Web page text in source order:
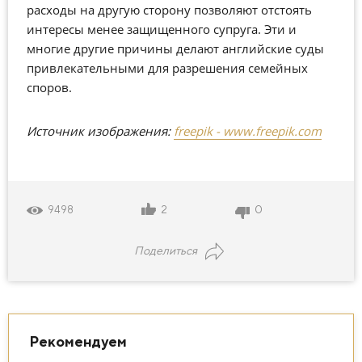
расходы на другую сторону позволяют отстоять
интересы менее защищенного супруга. Эти и
многие другие причины делают английские суды
привлекательными для разрешения семейных
споров.
Источник изображения: freepik - www.freepik.com
9498 2 0
Поделиться
Рекомендуем